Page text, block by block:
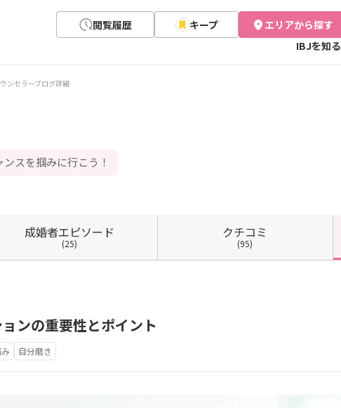
閲覧履歴 キープ エリアから探す
IBJを知る
ンセラーブログ詳細
スを掴みに行こう！
成婚者エピソード
(25)
クチコミ
(95)
ンの重要性とポイント
自分磨き